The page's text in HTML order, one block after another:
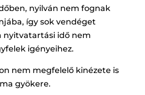
nyilván nem fognak
így sok vendéget
nyitvatartási idő nem
igényeihez.
nem megfelelő kinézete is
gyökere.